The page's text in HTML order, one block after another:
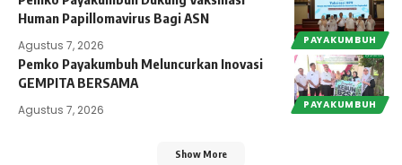
PAYAKUMBUH
Human Papillomavirus Bagi ASN
Agustus 7, 2026
PAYAKUMBUH
Pemko Payakumbuh Meluncurkan Inovasi
GEMPITA BERSAMA
Agustus 7, 2026
Show More